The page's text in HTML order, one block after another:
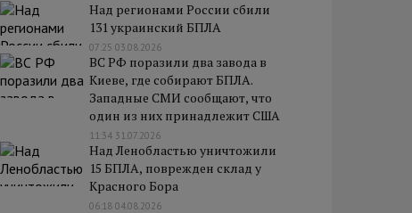
Над регионами России сбили
131 украинский БПЛА
07:25 03.08.2026
ВС РФ поразили два завода в
Киеве, где собирают БПЛА.
Западные СМИ сообщают, что
один из них принадлежит США
11:34 31.07.2026
Над Ленобластью уничтожили
15 БПЛА, поврежден склад у
Красного Бора
06:18 04.08.2026